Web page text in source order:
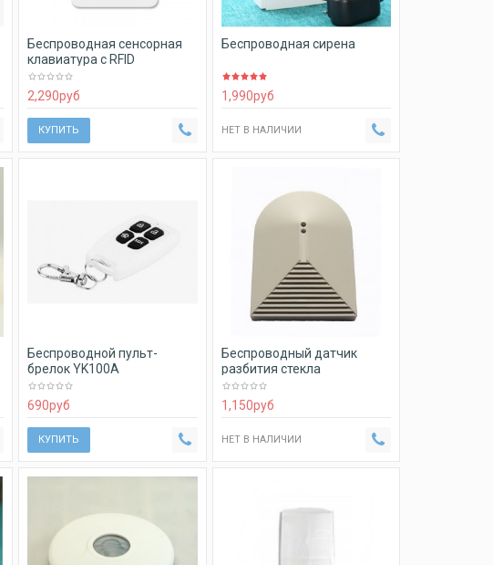
Беспроводная сенсорная
клавиатура с RFID
2,290руб
КУПИТЬ
Беспроводная сирена
1,990руб
НЕТ В НАЛИЧИИ
Беспроводной пульт-
брелок YK100A
690руб
КУПИТЬ
Беспроводный датчик
разбития стекла
1,150руб
НЕТ В НАЛИЧИИ